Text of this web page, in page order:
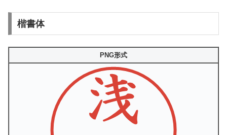
楷書体
PNG形式